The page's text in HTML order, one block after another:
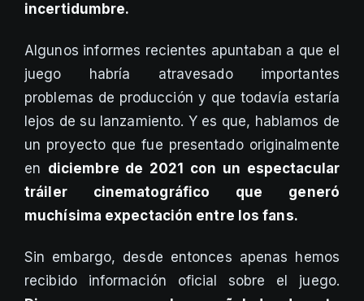
incertidumbre.
Algunos informes recientes apuntaban a que el
juego habría atravesado importantes
problemas de producción y que todavía estaría
lejos de su lanzamiento. Y es que, hablamos de
un proyecto que fue presentado originalmente
en diciembre de 2021 con un espectacular
tráiler cinematográfico que generó
muchísima expectación entre los fans.
Sin embargo, desde entonces apenas hemos
recibido información oficial sobre el juego.